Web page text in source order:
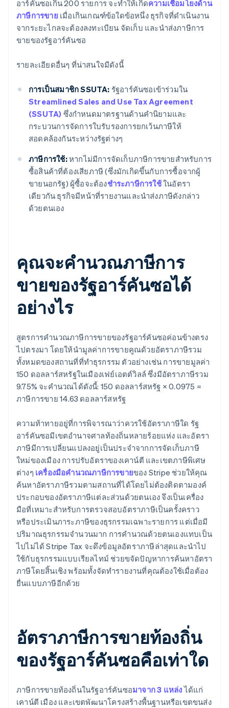
อาร์คันซอเกิน 200 รายการ จะทำให้เกิดความเชื่อมโยงด้าน
ภาษีการขาย เมื่อเกินเกณฑ์ข้อใดข้อหนึ่ง ธุรกิจที่ดำเนินงาน
จากระยะไกลจะต้องลงทะเบียน จัดเก็บ และนำส่งภาษีการ
ขายของรัฐอาร์คันซอ
รายละเอียดอื่นๆ ที่น่าสนใจมีดังนี้
การเป็นสมาชิก SSUTA: รัฐอาร์คันซอเข้าร่วมใน
Streamlined Sales and Use Tax Agreement
(SSUTA) ซึ่งกำหนดมาตรฐานด้านคำนิยามและ
กระบวนการจัดการใบรับรองการยกเว้นภาษีให้
สอดคล้องกันระหว่างรัฐต่างๆ
ภาษีการใช้:หากไม่มีการจัดเก็บภาษีการขายสำหรับการ
ซื้อสินค้าที่ต้องเสียภาษี (ซึ่งมักเกิดขึ้นกับการซื้อจากผู้
ขายนอกรัฐ) ผู้ซื้อจะต้องชำระภาษีการใช้ในอัตรา
เดียวกัน ธุรกิจมีหน้าที่รายงานและนำส่งภาษีดังกล่าว
ด้วยตนเอง
คุณจะคำนวณภาษีการ
ขายของรัฐอาร์คันซอได้
อย่างไร
สูตรการคำนวณภาษีการขายของรัฐอาร์คันซอค่อนข้างตรง
ไปตรงมา โดยให้นำมูลค่าการขายคูณด้วยอัตราภาษีรวม
ทั้งหมดของสถานที่ที่ทำธุรกรรม ตัวอย่างเช่น การขายมูลค่า
150 ดอลลาร์สหรัฐในเมืองเฟย์เอตต์วิลล์ ซึ่งมีอัตราภาษีรวม
9.75% จะคำนวณได้ดังนี้: 150 ดอลลาร์สหรัฐ × 0.0975 =
ภาษีการขาย 14.63 ดอลลาร์สหรัฐ
ความท้าทายอยู่ที่การพิจารณาว่าควรใช้อัตราภาษีใด รัฐ
อาร์คันซอมีเขตอำนาจศาลท้องถิ่นหลายร้อยแห่ง และอัตรา
ภาษีมีการเปลี่ยนแปลงอยู่เป็นประจำจากการจัดเก็บภาษี
ใหม่ของเมือง การปรับอัตราของเคาน์ตี และเขตภาษีพิเศษ
ต่างๆ เครื่องมือคำนวณภาษีการขายของ Stripe ช่วยให้คุณ
ค้นหาอัตราภาษีรวมตามสถานที่ได้โดยไม่ต้องติดตามองค์
ประกอบของอัตราภาษีแต่ละส่วนด้วยตนเอง จึงเป็นเครื่อง
มือที่เหมาะสำหรับการตรวจสอบอัตราภาษีเป็นครั้งคราว
หรือประเมินภาระภาษีของธุรกรรมเฉพาะรายการ แต่เมื่อมี
ปริมาณธุรกรรมจำนวนมาก การคำนวณด้วยตนเองแทบเป็น
ไปไม่ได้ Stripe Tax จะดึงข้อมูลอัตราภาษีล่าสุดและนำไป
ใช้กับธุรกรรมแบบเรียลไทม์ ช่วยขจัดปัญหาการค้นหาอัตรา
ภาษีโดยสิ้นเชิง พร้อมทั้งจัดทำรายงานที่คุณต้องใช้เมื่อต้อง
ยื่นแบบภาษีอีกด้วย
อัตราภาษีการขายท้องถิ่น
ของรัฐอาร์คันซอคือเท่าใด
ภาษีการขายท้องถิ่นในรัฐอาร์คันซอมาจาก 3 แหล่งได้แก่
เคาน์ตี เมือง และเขตพัฒนาโครงสร้างพื้นฐานหรือเขตขนส่ง